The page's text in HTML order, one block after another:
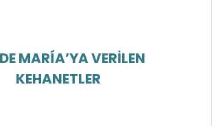
MARÍA’YA VERİLEN
KEHANETLER